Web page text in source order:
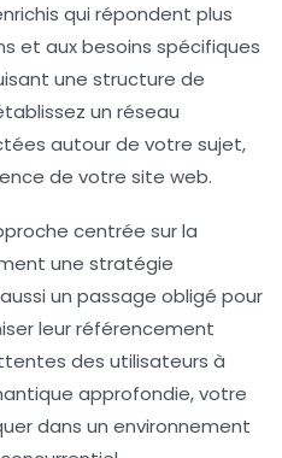
qui répondent plus
et aux besoins spécifiques
une structure de
un réseau
autour de votre sujet,
de votre site web.
centrée sur la
une stratégie
un passage obligé pour
leurréférencement
des utilisateurs à
approfondie, votre
dans un environnement